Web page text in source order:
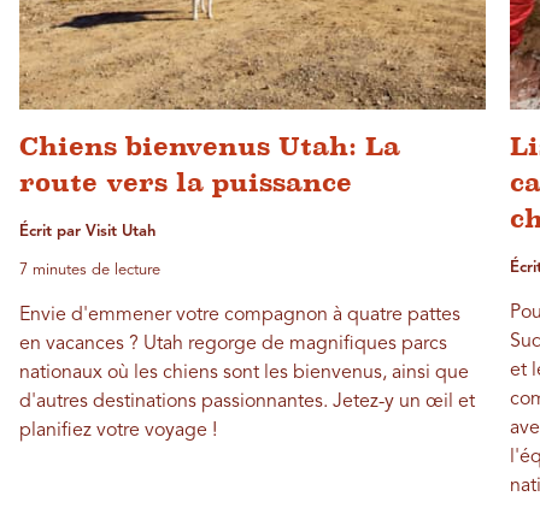
Chiens bienvenus Utah: La
route vers la puissance
Écrit par Visit Utah
7 minutes de lecture
Envie d'emmener votre compagnon à quatre pattes
en vacances ? Utah regorge de magnifiques parcs
nationaux où les chiens sont les bienvenus, ainsi que
d'autres destinations passionnantes. Jetez-y un œil et
planifiez votre voyage !
et